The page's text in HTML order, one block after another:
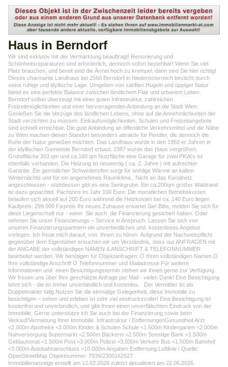
Haus in Berndorf
Wir sind exklusiv mit der Vermarktung beauftragt! Renovierung und
Schönheitsreparaturen sind erforderlich, dennoch sofort beziehbar! Wenn Sie viel
Platz brauchen, und bereit sind die Ärmel hoch zu krempel, dann sind Sie hier richtig!
Dieses charmante Landhaus bei 2560 Berndorf in Niederösterreich besticht durch
seine ruhige und idyllische Lage. Umgeben von sanften Hügeln und üppiger Natur
bietet es eine perfekte Balance zwischen ländlichem Flair und urbanem Leben.
Berndorf selbst überzeugt mit einer guten Infrastruktur, zahlreichen
Freizeitmöglichkeiten und einer hervorragenden Anbindung an die Stadt Wien.
Genießen Sie die Vorzüge des ländlichen Lebens, ohne auf die Annehmlichkeiten der
Stadt verzichten zu müssen. Einkaufsmöglichkeiten, Schulen und Freizeitangebote
sind schnell erreichbar. Die gute Anbindung an öffentliche Verkehrsmittel und die Nähe
zu Wien machen diesen Standort besonders attraktiv für Pendler, die dennoch die
Ruhe der Natur genießen möchten. Das Landhaus wurde in den 1950 er Jahren in
der idyllischen Gemeinde Berndorf erbaut. 1987 wurde das Haus vergrößert.
Grundfläche 203 qm und ca.160 qm Nutzfläche eine Garage für zwei PKW,s ist
ebenfalls vorhanden. Die Heizung ist neuwertig ( ca. 2. Jahre ) mit aufrechter
Garantie. Ein gemütlicher Schwedenofen sorgt für wohlige Wärme an kalten
Winternächte und für ein angenehmes Raumklima . Nicht an das Kanalnetz
angeschlossen - stattdessen gibt es eine Senkgrube. Ein ca.200qm großer Waldrand
ist dazu gepachtet. Pachtzins im Jahr 100 Euro. Die monatlichen Betriebskosten
belaufen sich aktuell auf 200 Euro während die Heizkosten bei ca. 140 Euro liegen
Kaufpreis: 299.000 Fixpreis Ihr neues Zuhause erwartet Sie! Bitte, melden Sie sich für
diese Liegenschaft nur - wenn Sie auch die Finanzierung gesichert haben. Oder
nehmen Sie unser Finanzierungs – Service in Anspruch. Lassen Sie sich von
unseren Finanzierungspartnern ein unverbindliches und kostenloses Angebot
vorlegen. Ich freue mich darauf, von Ihnen zu hören. Aufgrund der Nachweispflicht
gegenüber dem Eigentümer ersuchen wir um Verständnis, dass nur ANFRAGEN mit
der ANGABE der vollständigen NAMEN & ANSCHRIFT & TELEFONNUMMER
bearbeitet werden. Wir benötigen für Objektanfragen: O Ihren vollständigen Namen O
Ihre vollständige Anschrift O Telefonnummer und Mailadresse Für weitere
Informationen und einen Besichtigungstermin stehen wir Ihnen gerne zur Verfügung.
Wir freuen uns über Ihre geschätzte Anfrage per Mail - vielen Dank! Eine Besichtigung
lohnt sich - die ist immer unverbindlich und kostenlos. Der Vermittler ist als
Doppelmakler tätig.Nutzen Sie die einmalige Gelegenheit, diese Immobilie zu
besichtigen – sehen und erleben ist sehr viel eindrucksvoller! Eine Besichtigung ist
kostenfrei und unverbindlich, und gibt Ihnen einen unverfälschten Eindruck von der
Immobilie. Gerne unterstütze ich Sie auch bei der Finanzierung sowie beim
Verkauf/Vermietung Ihrer Immobilie. Infrastruktur / EntfernungenGesundheit Arzt
<2.000m Apotheke <3.000m Kinder & Schulen Schule <1.500m Kindergarten <2.000m
Nahversorgung Supermarkt <2.500m Bäckerei <2.500m Sonstige Bank <1.500m
Geldautomat <1.500m Post <3.000m Polizei <3.000m Verkehr Bus <1.500m Bahnhof
<3.000m Autobahnanschluss <10.000m Angaben Entfernung Luftlinie / Quelle:
OpenStreetMap Objektnummer: 7939/2300162527
Immobilienanzeige erstellt am 12.02.2026 zuletzt aktualisiert am 22.06.2026.